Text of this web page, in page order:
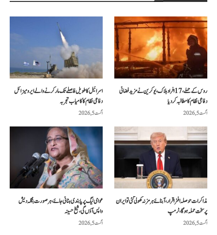
اسرائیل کا طویل فاصلے تک مار کرنے والے ایرو میزائل
دفاعی نظام کا کامیاب تجربہ
اگست 5, 2026
روس کے حملے، 17 افراد ہلاک، یوکرین نے مزید فضائی
دفاعی نظام کا مطالبہ کر دیا
اگست 5, 2026
عوامی لیگ پر پابندی ہٹائی جائے، ہر صورت بنگلہ دیش
واپس آؤں گی، شیخ حسینہ
اگست 5, 2026
مذاکرات حوصلہ افزا قرار،آبنائے ہرمز نہ کھولی گئی تو ایران
پر سخت حملہ ہوگا، ٹرمپ
اگست 5, 2026